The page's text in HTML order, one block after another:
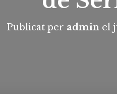
Publicat per admin el